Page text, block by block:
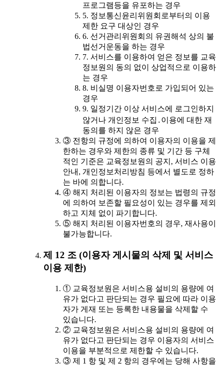
프로그램등을 유포하는 경우
5. 정보통신윤리위원회로부터의 이용
제한 요구 대상인 경우
6. 선거관리위원회의 유권해석 상의 불
법선거운동을 하는 경우
7. 서비스를 이용하여 얻은 정보를 교육
정보원의 동의 없이 상업적으로 이용하
는 경우
8. 비실명 이용자번호로 가입되어 있는
경우
9. 일정기간 이상 서비스에 로그인하지
않거나 개인정보 수집․이용에 대한 재
동의를 하지 않은 경우
③ 전항의 규정에 의하여 이용자의 이용을 제
한하는 경우와 제한의 종류 및 기간 등 구체
적인 기준은 교육정보원의 공지, 서비스 이용
안내, 개인정보처리방침 등에서 별도로 정하
는 바에 의합니다.
④ 해지 처리된 이용자의 정보는 법령의 규정
에 의하여 보존할 필요성이 있는 경우를 제외
하고 지체 없이 파기합니다.
⑤ 해지 처리된 이용자번호의 경우, 재사용이
불가능합니다.
제 12 조 (이용자 게시물의 삭제 및 서비스
이용 제한)
① 교육정보원은 서비스용 설비의 용량에 여
유가 없다고 판단되는 경우 필요에 따라 이용
자가 게재 또는 등록한 내용물을 삭제할 수
있습니다.
② 교육정보원은 서비스용 설비의 용량에 여
유가 없다고 판단되는 경우 이용자의 서비스
이용을 부분적으로 제한할 수 있습니다.
③ 제 1 항 및 제 2 항의 경우에는 당해 사항을